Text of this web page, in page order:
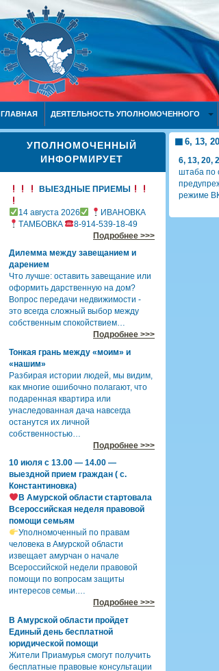
ГЛАВНАЯ ДЕЯТЕЛЬНОСТЬ УПОЛНОМОЧЕННОГО
УПОЛНОМОЧЕННЫЙ
ИНФОРМИРУЕТ
ВЫЕЗДНЫЕ ПРИЕМЫ
14 августа 2026
ИВАНОВКА
ТАМБОВКА
8-914-539-18-49
Подробнее >>>
Дилемма между завещанием и
дарением
Что лучше: оставить завещание или
оформить дарственную на дом?
Вопрос передачи недвижимости -
это всегда сложный выбор между
собственным спокойствием…
Подробнее >>>
Тонкая грань между «моим» и
«нашим»
Разбирая истории людей, мы видим,
как многие ошибочно полагают, что
подаренная квартира или
унаследованная дача навсегда
останутся их личной
собственностью…
Подробнее >>>
10 июля с 13.00 — 14.00 —
выездной прием граждан ( с.
Константиновка)
В Амурской области стартовала
Всероссийская неделя правовой
помощи семьям
Уполномоченный по правам
человека в Амурской области
извещает амурчан о начале
Всероссийской недели правовой
помощи по вопросам защиты
интересов семьи.…
Подробнее >>>
В Амурской области пройдет
Единый день бесплатной
юридической помощи
Жители Приамурья смогут получить
бесплатные правовые консультации
6, 13,
6, 13, 20,
штаба по
режиме